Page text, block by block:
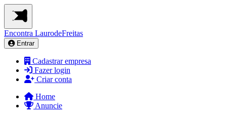
Encontra LaurodeFreitas
Entrar
Cadastrar empresa
Fazer login
Criar conta
Home
Anuncie